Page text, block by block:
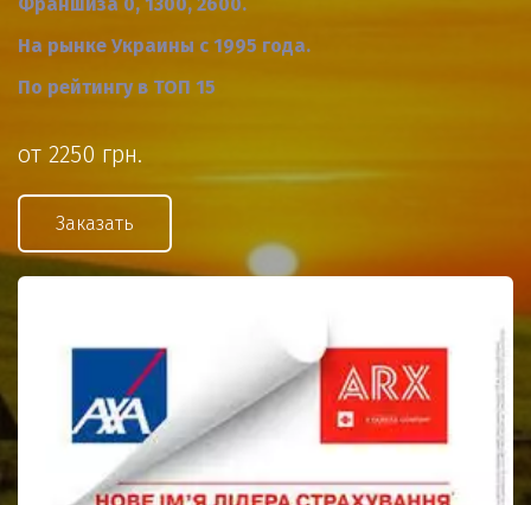
На рынке Украины с 1995 года.
По рейтингу в ТОП 15
от 2250 грн.
Заказать